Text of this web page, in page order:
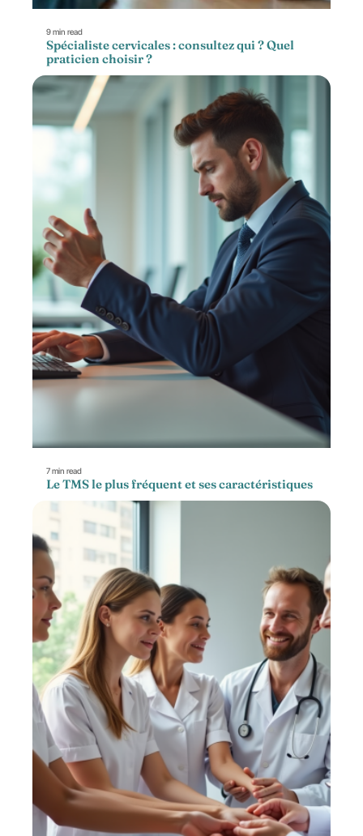
9 min read
Spécialiste cervicales : consultez qui ? Quel
praticien choisir ?
7 min read
Le TMS le plus fréquent et ses caractéristiques